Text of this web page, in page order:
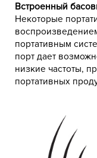
Встроенный
Некоторые
портативным
порт дает
низкие частоты,
портативных